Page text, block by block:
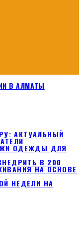
В АЛМАТЫ
АКТУАЛЬНЫЙ
ОДЕЖДЫ ДЛЯ
В 200
НА ОСНОВЕ
НЕДЕЛИ НА